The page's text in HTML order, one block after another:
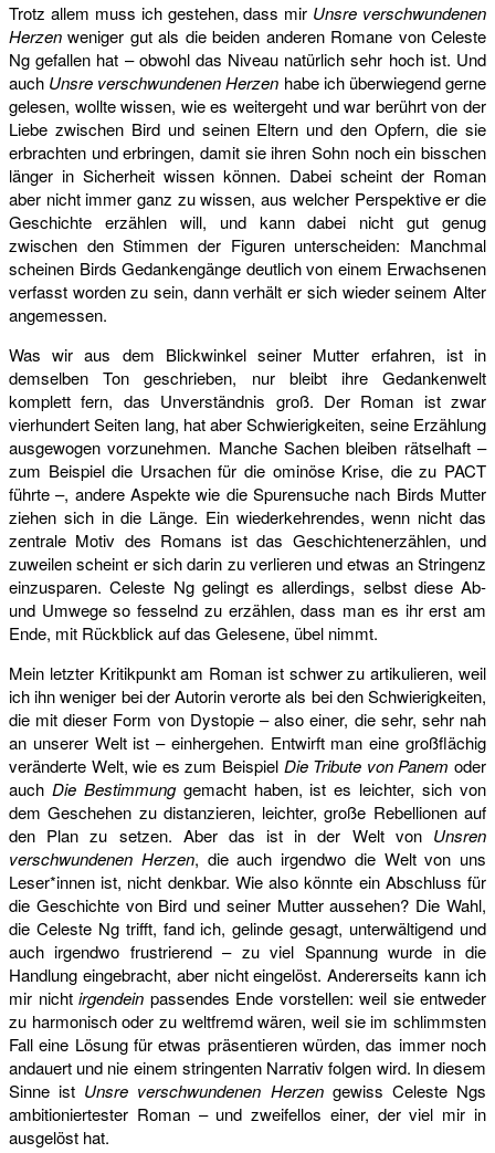
Trotz allem muss ich gestehen, dass mir Unsre verschwundenen
Herzen weniger gut als die beiden anderen Romane von Celeste
Ng gefallen hat – obwohl das Niveau natürlich sehr hoch ist. Und
auch Unsre verschwundenen Herzen habe ich überwiegend gerne
gelesen, wollte wissen, wie es weitergeht und war berührt von der
Liebe zwischen Bird und seinen Eltern und den Opfern, die sie
erbrachten und erbringen, damit sie ihren Sohn noch ein bisschen
länger in Sicherheit wissen können. Dabei scheint der Roman
aber nicht immer ganz zu wissen, aus welcher Perspektive er die
Geschichte erzählen will, und kann dabei nicht gut genug
zwischen den Stimmen der Figuren unterscheiden: Manchmal
scheinen Birds Gedankengänge deutlich von einem Erwachsenen
verfasst worden zu sein, dann verhält er sich wieder seinem Alter
angemessen.
Was wir aus dem Blickwinkel seiner Mutter erfahren, ist in
demselben Ton geschrieben, nur bleibt ihre Gedankenwelt
komplett fern, das Unverständnis groß. Der Roman ist zwar
vierhundert Seiten lang, hat aber Schwierigkeiten, seine Erzählung
ausgewogen vorzunehmen. Manche Sachen bleiben rätselhaft –
zum Beispiel die Ursachen für die ominöse Krise, die zu PACT
führte –, andere Aspekte wie die Spurensuche nach Birds Mutter
ziehen sich in die Länge. Ein wiederkehrendes, wenn nicht das
zentrale Motiv des Romans ist das Geschichtenerzählen, und
zuweilen scheint er sich darin zu verlieren und etwas an Stringenz
einzusparen. Celeste Ng gelingt es allerdings, selbst diese Ab-
und Umwege so fesselnd zu erzählen, dass man es ihr erst am
Ende, mit Rückblick auf das Gelesene, übel nimmt.
Mein letzter Kritikpunkt am Roman ist schwer zu artikulieren, weil
ich ihn weniger bei der Autorin verorte als bei den Schwierigkeiten,
die mit dieser Form von Dystopie – also einer, die sehr, sehr nah
an unserer Welt ist – einhergehen. Entwirft man eine großflächig
veränderte Welt, wie es zum Beispiel Die Tribute von Panem oder
auch Die Bestimmunggemacht haben, ist es leichter, sich von
dem Geschehen zu distanzieren, leichter, große Rebellionen auf
den Plan zu setzen. Aber das ist in der Welt von Unsren
verschwundenen Herzen, die auch irgendwo die Welt von uns
Leser*innen ist, nicht denkbar. Wie also könnte ein Abschluss für
die Geschichte von Bird und seiner Mutter aussehen? Die Wahl,
die Celeste Ng trifft, fand ich, gelinde gesagt, unterwältigend und
auch irgendwo frustrierend – zu viel Spannung wurde in die
Handlung eingebracht, aber nicht eingelöst. Andererseits kann ich
mir nicht irgendein passendes Ende vorstellen: weil sie entweder
zu harmonisch oder zu weltfremd wären, weil sie im schlimmsten
Fall eine Lösung für etwas präsentieren würden, das immer noch
andauert und nie einem stringenten Narrativ folgen wird. In diesem
Sinne ist Unsre verschwundenen Herzengewiss Celeste Ngs
ambitioniertester Roman – und zweifellos einer, der viel mir in
ausgelöst hat.